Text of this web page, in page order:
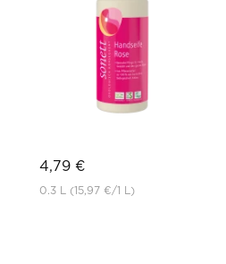
4,79 €
0.3 L (15,97 €/1 L)